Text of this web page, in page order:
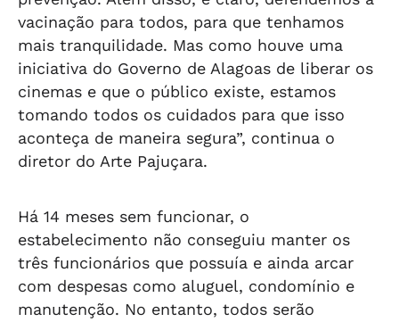
vacinação para todos, para que tenhamos
mais tranquilidade. Mas como houve uma
iniciativa do Governo de Alagoas de liberar os
cinemas e que o público existe, estamos
tomando todos os cuidados para que isso
aconteça de maneira segura”, continua o
diretor do Arte Pajuçara.
Há 14 meses sem funcionar, o
estabelecimento não conseguiu manter os
três funcionários que possuía e ainda arcar
com despesas como aluguel, condomínio e
manutenção. No entanto, todos serão